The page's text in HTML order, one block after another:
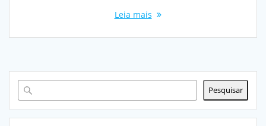
Leia mais
Pesquisar